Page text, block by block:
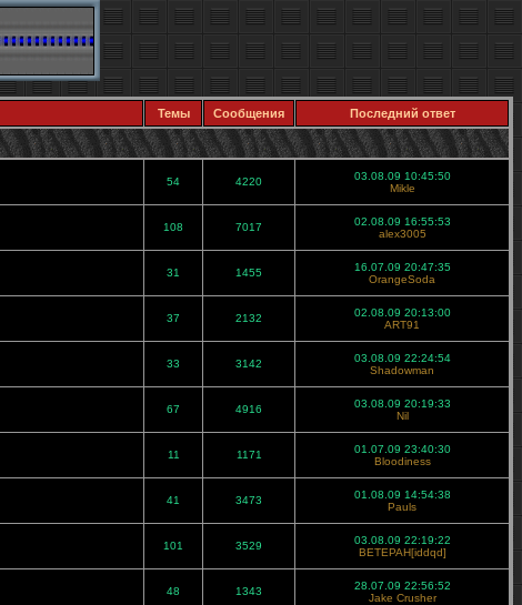
Темы Сообщения Последний ответ
54 4220
03.08.09 10:45:50
Mikle
108 7017
02.08.09 16:55:53
alex3005
31 1455
16.07.09 20:47:35
OrangeSoda
37 2132
02.08.09 20:13:00
ART91
33 3142
03.08.09 22:24:54
Shadowman
67 4916
03.08.09 20:19:33
Nil
11 1171
01.07.09 23:40:30
Bloodiness
41 3473
01.08.09 14:54:38
Pauls
101 3529
03.08.09 22:19:22
BETEPAH[iddqd]
48 1343
28.07.09 22:56:52
Jake Crusher